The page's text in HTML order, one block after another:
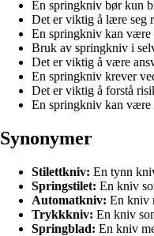
En springkniv bør kun
Det er viktig å lære seg
En springkniv kan være
Bruk av springkniv i
Det er viktig å være
En springkniv krever
Det er viktig å forstå
En springkniv kan være
Synonymer
Stilettkniv: En tynn
Springstilet: En kniv
Automatkniv: En kniv
Trykkkniv: En kniv
Springblad: En kniv